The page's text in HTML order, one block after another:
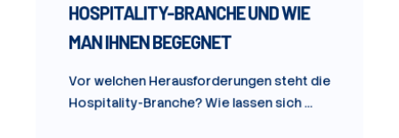
OSPITALITY-BRANCHE UND WIE M
AN IHNEN BEGEGNET
Vor welchen Herausforderungen steht die
Hospitality-Branche? Wie lassen sich ...